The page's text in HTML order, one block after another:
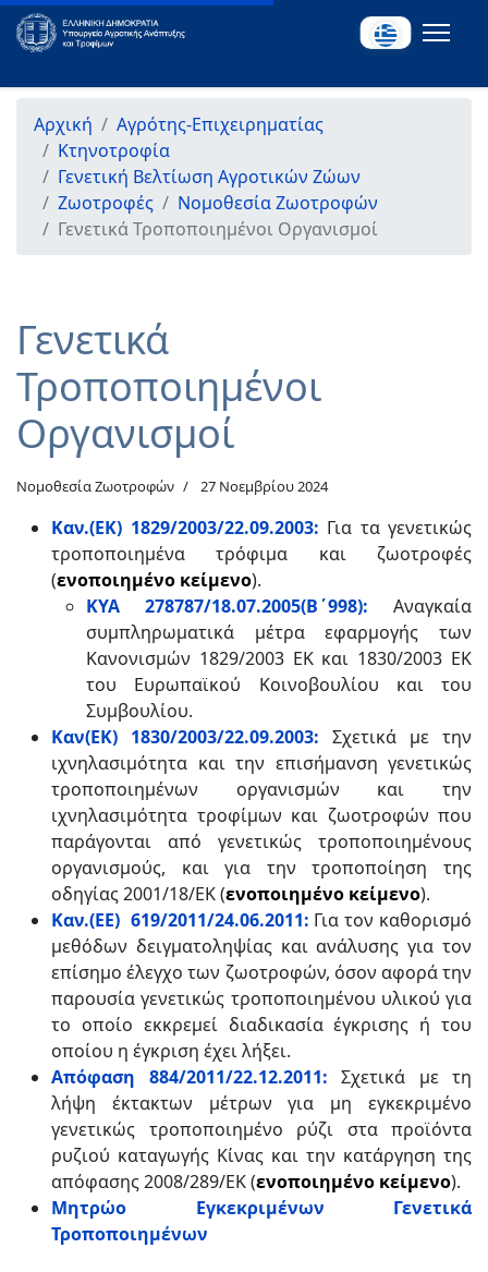
Αρχική
Αγρότης-Επιχειρηματίας
Κτηνοτροφία
Γενετική Βελτίωση Αγροτικών Ζώων
Ζωοτροφές
Νομοθεσία Ζωοτροφών
Γενετικά Τροποποιημένοι Οργανισμοί
Γενετικά
Τροποποιημένοι
Οργανισμοί
Νομοθεσία Ζωοτροφών 27 Νοεμβρίου 2024
Καν.(ΕΚ) 1829/2003/22.09.2003: Για τα γενετικώς
τροποποιημένα τρόφιμα και ζωοτροφές
(ενοποιημένο κείμενο).
ΚΥΑ 278787/18.07.2005(Β΄998):
Αναγκαία
συμπληρωματικά μέτρα εφαρμογής των
Κανονισμών 1829/2003 ΕΚ και 1830/2003 ΕΚ
του Ευρωπαϊκού Κοινοβουλίου και του
Συμβουλίου.
Καν(ΕΚ) 1830/2003/22.09.2003: Σχετικά με την
ιχνηλασιμότητα και την επισήμανση γενετικώς
τροποποιημένων οργανισμών και την
ιχνηλασιμότητα τροφίμων και ζωοτροφών που
παράγονται από γενετικώς τροποποιημένους
οργανισμούς, και για την τροποποίηση της
οδηγίας 2001/18/ΕΚ (ενοποιημένο κείμενο).
Καν.(ΕΕ) 619/2011/24.06.2011: Για τον καθορισμό
μεθόδων δειγματοληψίας και ανάλυσης για τον
επίσημο έλεγχο των ζωοτροφών, όσον αφορά την
παρουσία γενετικώς τροποποιημένου υλικού για
το οποίο εκκρεμεί διαδικασία έγκρισης ή του
οποίου η έγκριση έχει λήξει.
Απόφαση 884/2011/22.12.2011: Σχετικά με τη
λήψη έκτακτων μέτρων για μη εγκεκριμένο
γενετικώς τροποποιημένο ρύζι στα προϊόντα
ρυζιού καταγωγής Κίνας και την κατάργηση της
απόφασης 2008/289/ΕΚ (ενοποιημένο κείμενο).
Μητρώο Εγκεκριμένων Γενετικά
Τροποποιημένων